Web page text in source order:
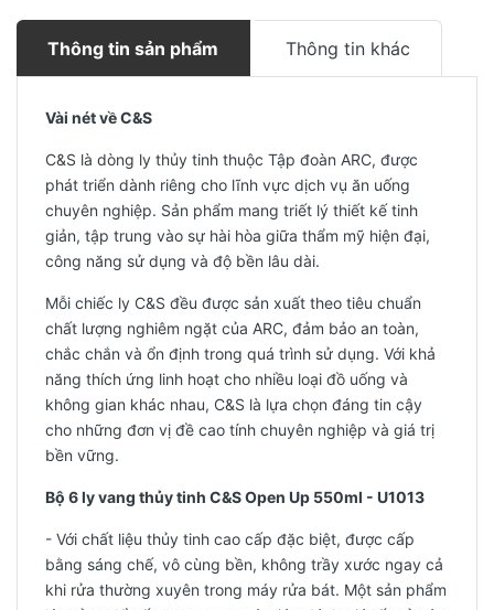
Thông tin sản phẩm Thông tin khác
Vài nét về C&S
C&S là dòng ly thủy tinh thuộc Tập đoàn ARC, được
phát triển dành riêng cho lĩnh vực dịch vụ ăn uống
chuyên nghiệp. Sản phẩm mang triết lý thiết kế tinh
giản, tập trung vào sự hài hòa giữa thẩm mỹ hiện đại,
công năng sử dụng và độ bền lâu dài.
Mỗi chiếc ly C&S đều được sản xuất theo tiêu chuẩn
chất lượng nghiêm ngặt của ARC, đảm bảo an toàn,
chắc chắn và ổn định trong quá trình sử dụng. Với khả
năng thích ứng linh hoạt cho nhiều loại đồ uống và
không gian khác nhau, C&S là lựa chọn đáng tin cậy
cho những đơn vị đề cao tính chuyên nghiệp và giá trị
bền vững.
Bộ 6 ly vang thủy tinh C&S Open Up 550ml - U1013
- Với chất liệu thủy tinh cao cấp đặc biệt, được cấp
bằng sáng chế, vô cùng bền, không trầy xước ngay cả
khi rửa thường xuyên trong máy rửa bát. Một sản phẩm